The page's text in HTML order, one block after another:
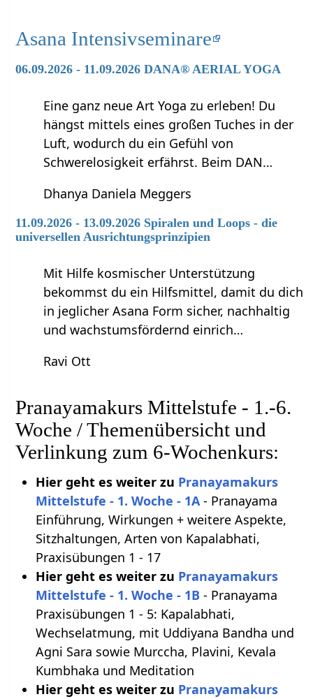
Asana Intensivseminare
06.09.2026 - 11.09.2026 DANA® AERIAL YOGA
Eine ganz neue Art Yoga zu erleben! Du
hängst mittels eines großen Tuches in der
Luft, wodurch du ein Gefühl von
Schwerelosigkeit erfährst. Beim DAN…
Dhanya Daniela Meggers
11.09.2026 - 13.09.2026 Spiralen und Loops - die
universellen Ausrichtungsprinzipien
Mit Hilfe kosmischer Unterstützung
bekommst du ein Hilfsmittel, damit du dich
in jeglicher Asana Form sicher, nachhaltig
und wachstumsfördernd einrich…
Ravi Ott
Pranayamakurs Mittelstufe - 1.-6.
Woche / Themenübersicht und
Verlinkung zum 6-Wochenkurs:
Hier geht es weiter zu Pranayamakurs
Mittelstufe - 1. Woche - 1A- Pranayama
Einführung, Wirkungen + weitere Aspekte,
Sitzhaltungen, Arten von Kapalabhati,
Praxisübungen 1 - 17
Hier geht es weiter zu Pranayamakurs
Mittelstufe - 1. Woche - 1B - Pranayama
Praxisübungen 1 - 5: Kapalabhati,
Wechselatmung, mit Uddiyana Bandha und
Agni Sara sowie Murccha, Plavini, Kevala
Kumbhaka und Meditation
Hier geht es weiter zu Pranayamakurs